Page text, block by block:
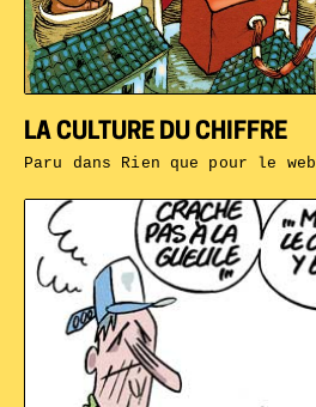
LA CULTURE DU CHIFFRE
Paru dans Rien que pour le web